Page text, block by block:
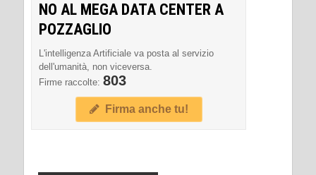
NO AL MEGA DATA CENTER A
POZZAGLIO
L'intelligenza Artificiale va posta al servizio
dell'umanità, non viceversa.
Firme raccolte: 803
Firma anche tu!